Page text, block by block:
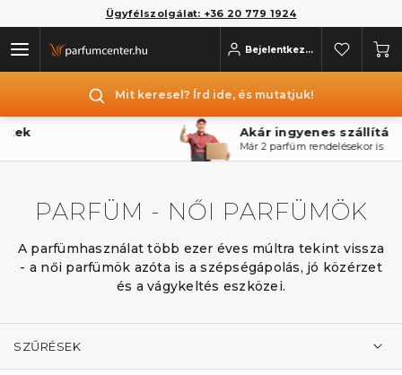
Ügyfélszolgálat: +36 20 779 1924
Bejelentkezés
Mit keresel? Írd ide, és mutatjuk!
Akár ingyenes szállítás
Már 2 parfüm rendelésekor is
PARFÜM - NŐI PARFÜMÖK
A parfümhasználat több ezer éves múltra tekint vissza
- a női parfümök azóta is a szépségápolás, jó közérzet
és a vágykeltés eszközei.
SZŰRÉSEK